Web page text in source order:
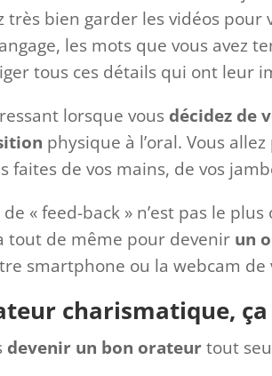
très bien garder les vidéos pour
les mots que vous avez
tous ces détails qui ont leur
lorsque vous décidez de
physique à l’oral. Vous
faites de vos mains, de vos
« feed-back » n’est pas le
tout de même pour devenir un
smartphone ou la webcam
charismatique, ça
devenir un bon orateurtout